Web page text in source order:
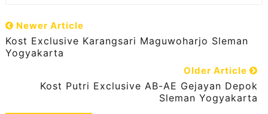
Newer Article
Kost Exclusive Karangsari Maguwoharjo Sleman
Yogyakarta
Older Article
Kost Putri Exclusive AB-AE Gejayan Depok
Sleman Yogyakarta